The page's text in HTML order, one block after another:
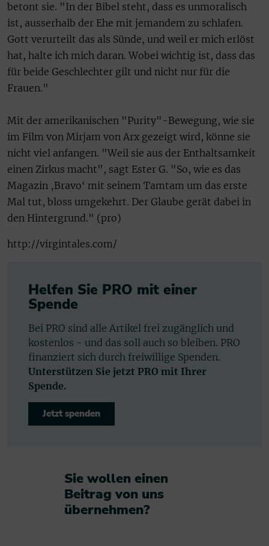
betont sie. "In der Bibel steht, dass es unmoralisch
ist, ausserhalb der Ehe mit jemandem zu schlafen.
Gott verurteilt das als Sünde, und weil er mich erlöst
hat, halte ich mich daran. Wobei wichtig ist, dass das
für beide Geschlechter gilt und nicht nur für die
Frauen."
Mit der amerikanischen "Purity"-Bewegung, wie sie
im Film von Mirjam von Arx gezeigt wird, könne sie
nicht viel anfangen. "Weil sie aus der Enthaltsamkeit
einen Zirkus macht", sagt Ester G. "So, wie es das
Magazin ‚Bravo‘ mit seinem Tamtam um das erste
Mal tut, bloss umgekehrt. Der Glaube gerät dabei in
den Hintergrund." (pro)
http://virgintales.com/
Helfen Sie PRO mit einer
Spende
Bei PRO sind alle Artikel frei zugänglich und
kostenlos - und das soll auch so bleiben. PRO
finanziert sich durch freiwillige Spenden.
Unterstützen Sie jetzt PRO mit Ihrer
Spende.
Jetzt spenden
Sie wollen einen
Beitrag von uns
übernehmen?​